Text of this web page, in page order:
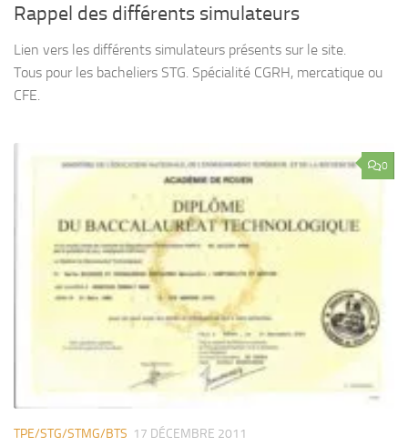
Rappel des différents simulateurs
Lien vers les différents simulateurs présents sur le site.
Tous pour les bacheliers STG. Spécialité CGRH, mercatique ou
CFE.
0
TPE/STG/STMG/BTS 17 DÉCEMBRE 2011